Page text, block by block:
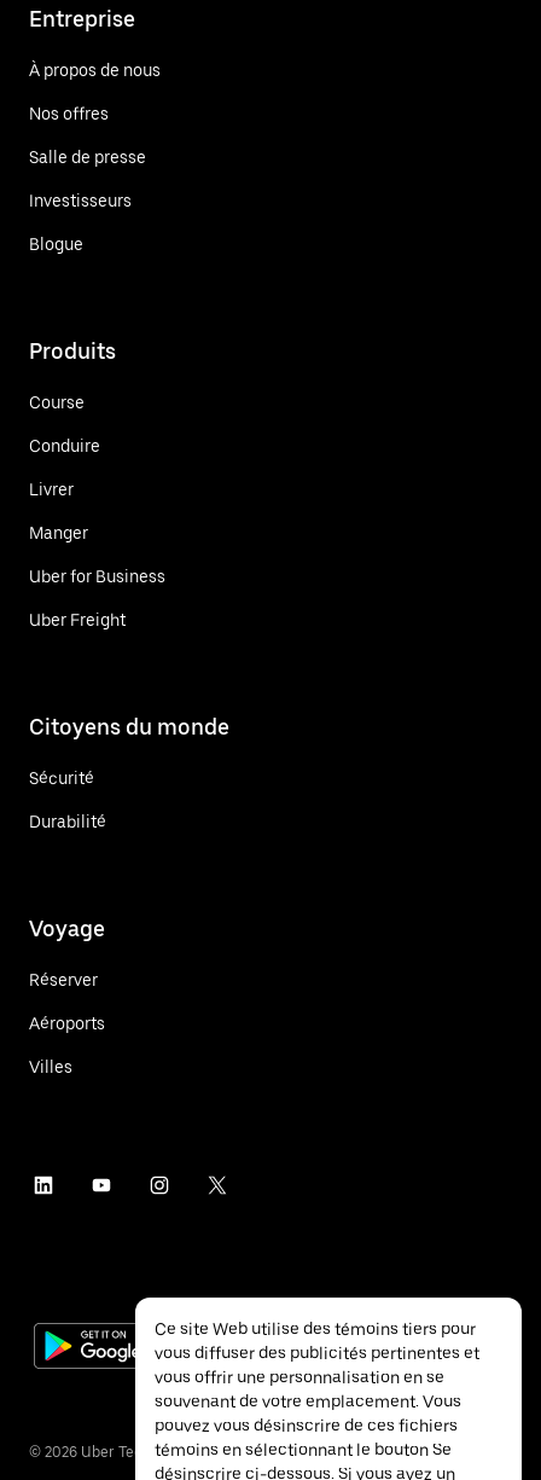
Entreprise
À propos de nous
Nos offres
Salle de presse
Investisseurs
Blogue
Produits
Course
Conduire
Livrer
Manger
Uber for Business
Uber Freight
Citoyens du monde
Sécurité
Durabilité
Voyage
Réserver
Aéroports
Villes
© 2026 Uber Technologies inc.
Ce site Web utilise des témoins tiers pour
vous diffuser des publicités pertinentes et
vous offrir une personnalisation en se
souvenant de votre emplacement. Vous
pouvez vous désinscrire de ces fichiers
témoins en sélectionnant le bouton Se
désinscrire ci-dessous. Si vous avez un